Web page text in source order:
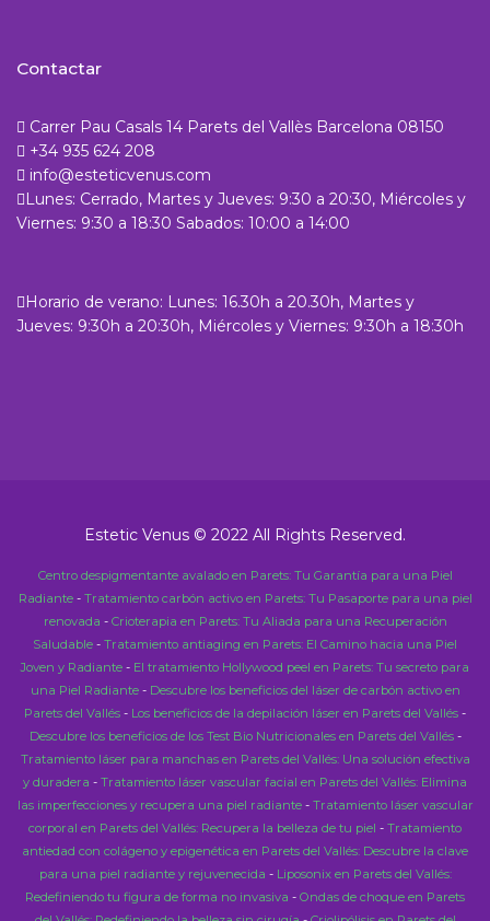
Contactar
Carrer Pau Casals 14 Parets del Vallès Barcelona 08150
+34 935 624 208
info@esteticvenus.com
Lunes: Cerrado, Martes y Jueves: 9:30 a 20:30, Miércoles y
Viernes: 9:30 a 18:30 Sabados: 10:00 a 14:00
Horario de verano: Lunes: 16.30h a 20.30h, Martes y
Jueves: 9:30h a 20:30h, Miércoles y Viernes: 9:30h a 18:30h
Estetic Venus © 2022 All Rights Reserved.
Centro despigmentante avalado en Parets: Tu Garantía para una Piel
Radiante- Tratamiento carbón activo en Parets: Tu Pasaporte para una piel
renovada - Crioterapia en Parets: Tu Aliada para una Recuperación
Saludable - Tratamiento antiaging en Parets: El Camino hacia una Piel
Joven y Radiante - El tratamiento Hollywood peel en Parets: Tu secreto para
una Piel Radiante- Descubre los beneficios del láser de carbón activo en
Parets del Vallés - Los beneficios de la depilación láser en Parets del Vallés -
Descubre los beneficios de los Test Bio Nutricionales en Parets del Vallés-
Tratamiento láser para manchas en Parets del Vallés: Una solución efectiva
y duradera - Tratamiento láser vascular facial en Parets del Vallés: Elimina
las imperfecciones y recupera una piel radiante- Tratamiento láser vascular
corporal en Parets del Vallés: Recupera la belleza de tu piel - Tratamiento
antiedad con colágeno y epigenética en Parets del Vallés: Descubre la clave
para una piel radiante y rejuvenecida - Liposonix en Parets del Vallés:
Redefiniendo tu figura de forma no invasiva - Ondas de choque en Parets